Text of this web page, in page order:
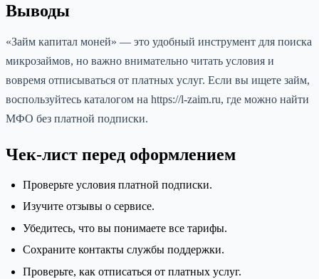
Выводы
«Займ капитал моней» — это удобный инструмент для поиска
микрозаймов, но важно внимательно читать условия и
вовремя отписываться от платных услуг. Если вы ищете займ,
воспользуйтесь каталогом на https://l-zaim.ru, где можно найти
МФО без платной подписки.
Чек-лист перед оформлением
Проверьте условия платной подписки.
Изучите отзывы о сервисе.
Убедитесь, что вы понимаете все тарифы.
Сохраните контакты службы поддержки.
Проверьте, как отписаться от платных услуг.